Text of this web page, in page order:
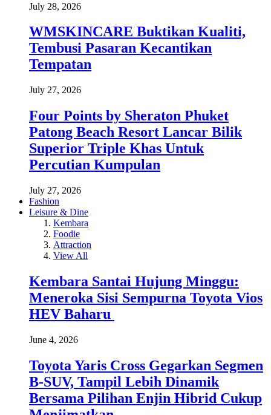
July 28, 2026
WMSKINCARE Buktikan Kualiti,
Tembusi Pasaran Kecantikan
Tempatan
July 27, 2026
Four Points by Sheraton Phuket
Patong Beach Resort Lancar Bilik
Superior Triple Khas Untuk
Percutian Kumpulan
July 27, 2026
Fashion
Leisure & Dine
Kembara
Foodie
Attraction
View All
Kembara Santai Hujung Minggu:
Meneroka Sisi Sempurna Toyota Vios
HEV Baharu
June 4, 2026
Toyota Yaris Cross Gegarkan Segmen
B-SUV, Tampil Lebih Dinamik
Bersama Pilihan Enjin Hibrid Cukup